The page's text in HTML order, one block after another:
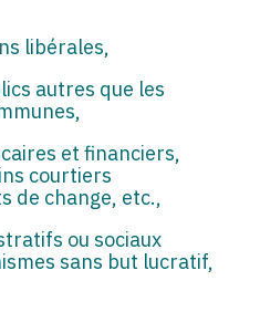
libérales,
autres que les
et financiers,
courtiers
de change, etc.,
ou sociaux
sans but lucratif,